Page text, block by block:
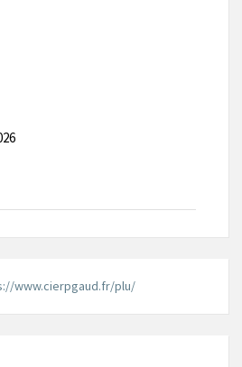
www.cierpgaud.fr/plu/